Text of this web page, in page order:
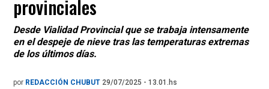
provinciales
Desde Vialidad Provincial que se trabaja intensamente
en el despeje de nieve tras las temperaturas extremas
de los últimos días.
por REDACCIÓN CHUBUT 29/07/2025 - 13.01.hs